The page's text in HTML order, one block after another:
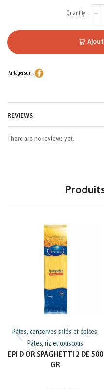
Partager sur :
REVIEWS
There are no reviews yet.
Pâtes, conserves salés et épices,
Pâtes, riz et couscous
EPI D OR SPAGHETTI 2 DE 500
GR